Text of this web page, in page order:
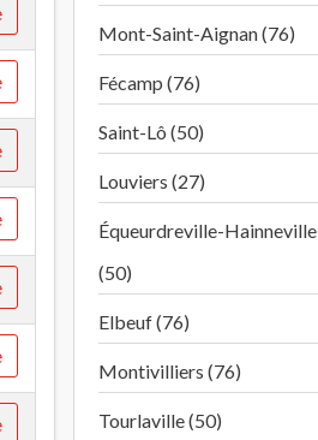
Mont-Saint-Aignan (76)
Fécamp (76)
Saint-Lô (50)
Louviers (27)
Équeurdreville-Hainneville
(50)
Elbeuf (76)
Montivilliers (76)
Tourlaville (50)